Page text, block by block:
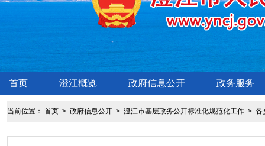
首页 澄江概览 政府信息公开 政务服务
当前位置： 首页> 政府信息公开> 澄江市基层政务公开标准化规范化工作> 各